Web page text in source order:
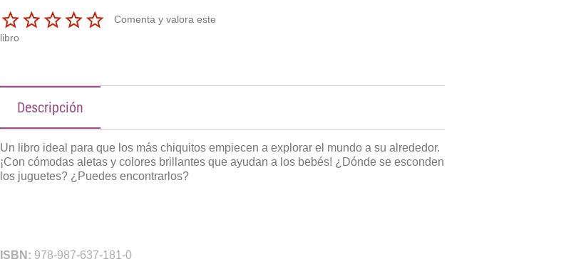
Comenta y valora este
libro
Descripción
Un libro ideal para que los más chiquitos empiecen a explorar el mundo a su alrededor.
¡Con cómodas aletas y colores brillantes que ayudan a los bebés! ¿Dónde se esconden
los juguetes? ¿Puedes encontrarlos?
ISBN: 978-987-637-181-0